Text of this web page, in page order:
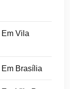
Vila
Brasília